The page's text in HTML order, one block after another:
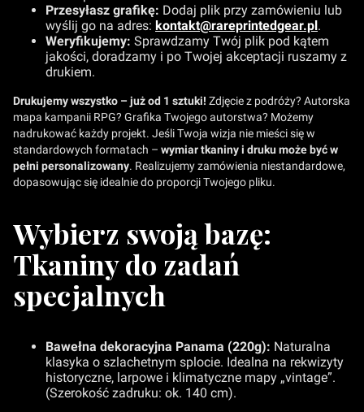
Przesyłasz grafikę: Dodaj plik przy zamówieniu lub
wyślij go na adres: kontakt@rareprintedgear.pl.
Weryfikujemy: Sprawdzamy Twój plik pod kątem
jakości, doradzamy i po Twojej akceptacji ruszamy z
drukiem.
Drukujemy wszystko – już od 1 sztuki! Zdjęcie z podróży? Autorska
mapa kampanii RPG? Grafika Twojego autorstwa? Możemy
nadrukować każdy projekt. Jeśli Twoja wizja nie mieści się w
standardowych formatach – wymiar tkaniny i druku może być w
pełni personalizowany. Realizujemy zamówienia niestandardowe,
dopasowując się idealnie do proporcji Twojego pliku.
Wybierz swoją bazę:
Tkaniny do zadań
specjalnych
Bawełna dekoracyjna Panama (220g): Naturalna
klasyka o szlachetnym splocie. Idealna na rekwizyty
historyczne, larpowe i klimatyczne mapy „vintage”.
(Szerokość zadruku: ok. 140 cm).